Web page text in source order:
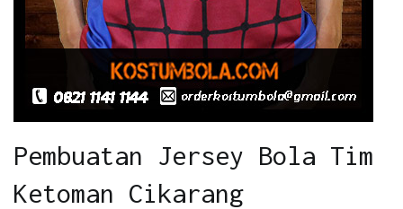
Pembuatan Jersey Bola Tim
Ketoman Cikarang